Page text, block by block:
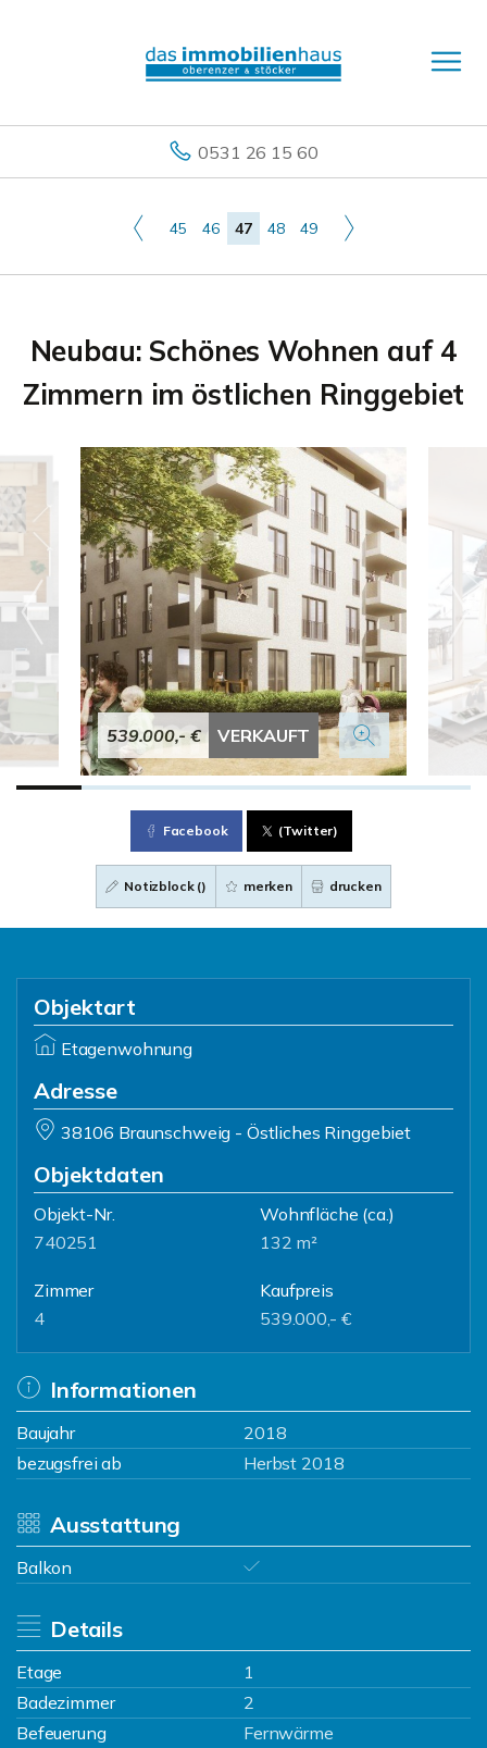
0531 26 15 60
45 46 47 48 49
Neubau: Schönes Wohnen auf 4
Zimmern im östlichen Ringgebiet
539.000,- € VERKAUFT
Facebook (Twitter)
Notizblock () merken drucken
Objektart
Etagenwohnung
Adresse
38106 Braunschweig - Östliches Ringgebiet
Objektdaten
Objekt-Nr.
740251
Wohnfläche (ca.)
132 m²
Zimmer
4
Kaufpreis
539.000,- €
Informationen
Baujahr
2018
bezugsfrei ab
Herbst 2018
Ausstattung
Balkon
Details
Etage
1
Badezimmer
2
Befeuerung
Fernwärme